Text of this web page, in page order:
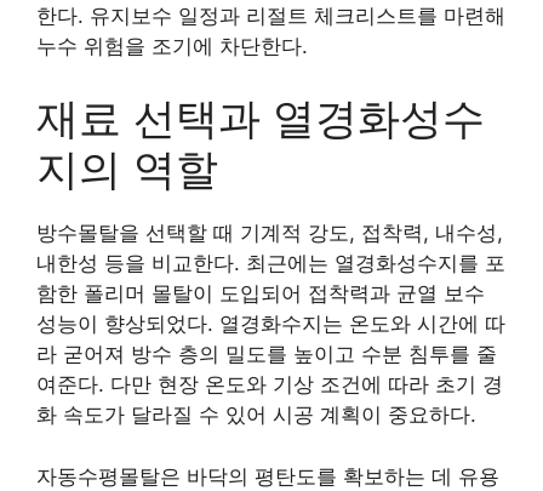
한다. 유지보수 일정과 리절트 체크리스트를 마련해
누수 위험을 조기에 차단한다.
재료 선택과 열경화성수
지의 역할
방수몰탈을 선택할 때 기계적 강도, 접착력, 내수성,
내한성 등을 비교한다. 최근에는 열경화성수지를 포
함한 폴리머 몰탈이 도입되어 접착력과 균열 보수
성능이 향상되었다. 열경화수지는 온도와 시간에 따
라 굳어져 방수 층의 밀도를 높이고 수분 침투를 줄
여준다. 다만 현장 온도와 기상 조건에 따라 초기 경
화 속도가 달라질 수 있어 시공 계획이 중요하다.
자동수평몰탈은 바닥의 평탄도를 확보하는 데 유용